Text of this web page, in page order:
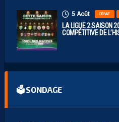
5 Août DÉBAT
LA LIGUE 2 SAISON
COMPÉTITIVE DE
🗳 SONDAGE